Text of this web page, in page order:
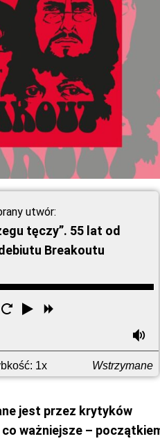
utwór:
tęczy”. 55 lat od
Breakoutu
Odtwórz
Uruchom
Przewiń
przodu
1x Wstrzymane
jest przez krytyków
ważniejsze –